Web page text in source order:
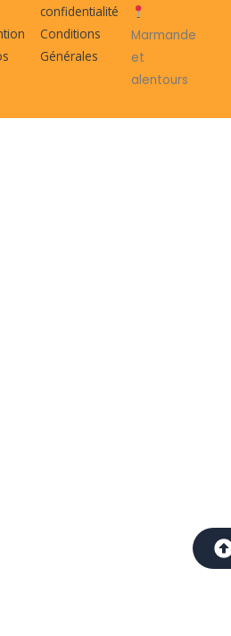
confidentialité
Conditions
Générales
Marmande
et
alentours